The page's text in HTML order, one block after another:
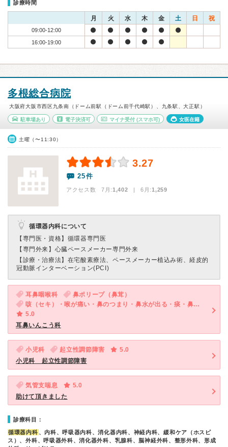
診療時間
月 火 水 木 金 土 日 祝
09:00-12:00
16:00-19:00
多根総合病院
大阪府大阪市西区九条南（ドーム前駅（ドーム前千代崎駅）、九条駅、大正駅）
駐車場あり 電子決済可 マイナ受付 (スマホ可) 女医在籍
土曜（〜11:30）
3.27
25件
アクセス数 7月:1,402 | 6月:1,259
循環器内科について
【専門医・資格】 循環器専門医
【専門外来】 心臓ペースメーカー専門外来
【診療・治療法】 在宅酸素療法、ペースメーカー植込み術、経皮的
冠動脈インターベーション(PCI)
耳鼻咽喉科
鼻ポリープ（鼻茸）
咳（セキ）・喉が痛い・鼻のつまり・鼻水が出る・痰・鼻水がのどに流れる・後鼻漏
5.0
耳鼻いんこう科
小児科 起立性調節障害
5.0
小児科 起立性調節障害
気管支喘息
5.0
助けて頂きました
診療科目：
循環器内科 、内科、呼吸器内科、消化器内科、神経内科、緩和ケア（ホスピ
ス）、外科、呼吸器外科、消化器外科、乳腺科、脳神経外科、整形外科、形成